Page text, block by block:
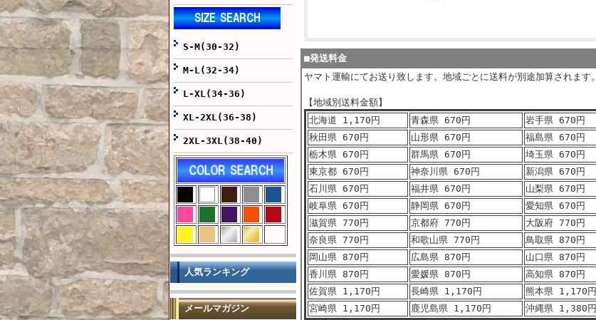
S-M(30-32)
M-L(32-34)
L-XL(34-36)
XL-2XL(36-38)
2XL-3XL(38-40)
人気ランキング
メールマガジン
■発送料金
ヤマト運輸にてお送り致します。地域ごとに送料が別途加算されます。
【地域別送料金額】
北海道 1,170円
青森県 670円 岩手県 670円
秋田県 670円
山形県 670円 福島県 670円
栃木県 670円
群馬県 670円 埼玉県 670円
東京都 670円
神奈川県 670円 新潟県 670円
石川県 670円
福井県 670円 山梨県 670円
岐阜県 670円
静岡県 670円 愛知県 670円
滋賀県 770円
京都府 770円 大阪府 770円
奈良県 770円
和歌山県 770円 鳥取県 870円
岡山県 870円
広島県 870円 山口県 870円
香川県 870円
愛媛県 870円 高知県 870円
佐賀県 1,170円
長崎県 1,170円 熊本県 1,170円
宮崎県 1,170円
鹿児島県 1,170円
沖縄県 1,380円